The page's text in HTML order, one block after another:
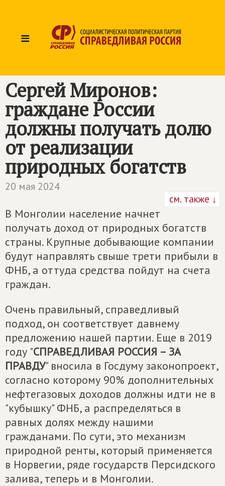
≡
Сергей Миронов:
граждане России
должны получать долю
от реализации
природных богатств
20 мая 2024
см. также ↓
В Монголии население начнет
получать доход от природных богатств
страны. Крупные добывающие компании
будут направлять свыше трети прибыли в
ФНБ, а оттуда средства пойдут на счета
граждан.
Очень правильный, справедливый
подход, он соответствует давнему
предложению нашей партии. Еще в 2019
году "СПРАВЕДЛИВАЯ РОССИЯ – ЗА
ПРАВДУ" вносила в Госдуму законопроект,
согласно которому 90% дополнительных
нефтегазовых доходов должны идти не в
"кубышку" ФНБ, а распределяться в
равных долях между нашими
гражданами. По сути, это механизм
природной ренты, который применяется
в Норвегии, ряде государств Персидского
залива, теперь и в Монголии.